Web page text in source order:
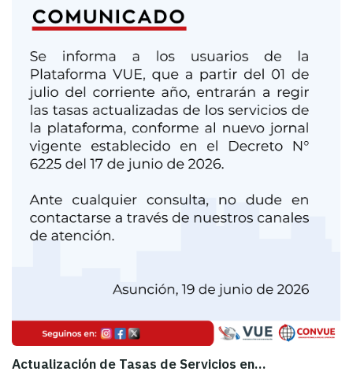
Actualización de Tasas de Servicios en…